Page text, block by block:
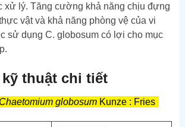
xử lý. Tăng cường khả năng chịu đựng
vật và khả năng phòng vệ của vi
sử dụng C. globosum có lợi cho mục
thuật chi tiết
Chaetomium globosumKunze : Fries